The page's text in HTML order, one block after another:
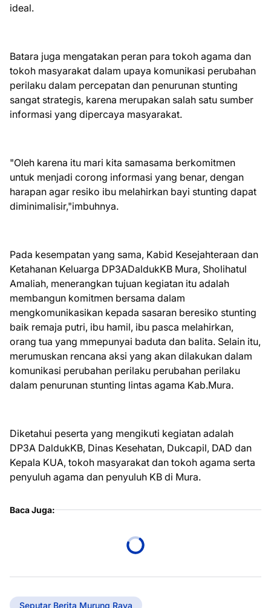
ideal.
Batara juga mengatakan peran para tokoh agama dan
tokoh masyarakat dalam upaya komunikasi perubahan
perilaku dalam percepatan dan penurunan stunting
sangat strategis, karena merupakan salah satu sumber
informasi yang dipercaya masyarakat.
"Oleh karena itu mari kita samasama berkomitmen
untuk menjadi corong informasi yang benar, dengan
harapan agar resiko ibu melahirkan bayi stunting dapat
diminimalisir,"imbuhnya.
Pada kesempatan yang sama, Kabid Kesejahteraan dan
Ketahanan Keluarga DP3ADaldukKB Mura, Sholihatul
Amaliah, menerangkan tujuan kegiatan itu adalah
membangun komitmen bersama dalam
mengkomunikasikan kepada sasaran beresiko stunting
baik remaja putri, ibu hamil, ibu pasca melahirkan,
orang tua yang mmepunyai baduta dan balita. Selain itu,
merumuskan rencana aksi yang akan dilakukan dalam
komunikasi perubahan perilaku perubahan perilaku
dalam penurunan stunting lintas agama Kab.Mura.
Diketahui peserta yang mengikuti kegiatan adalah
DP3A DaldukKB, Dinas Kesehatan, Dukcapil, DAD dan
Kepala KUA, tokoh masyarakat dan tokoh agama serta
penyuluh agama dan penyuluh KB di Mura.
Baca Juga:
Seputar Berita Murung Raya